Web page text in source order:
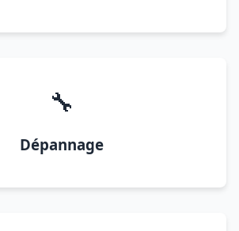
🔧
Dépannage